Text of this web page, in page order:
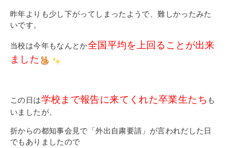
昨年よりも少し下がってしまったようで、難しかったみた
いです。
当校は今年もなんとか全国平均を上回ることが出来
ました
この日は学校まで報告に来てくれた卒業生たち も
いましたが、
折からの都知事会見で「外出自粛要請」が言われだした日
でもありましたので